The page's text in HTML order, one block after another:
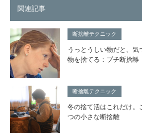
関連記事
断捨離テクニック
うっとうしい物だと、
物を捨てる：プチ断捨離
断捨離テクニック
冬の捨て活はこれだけ。
つの小さな断捨離